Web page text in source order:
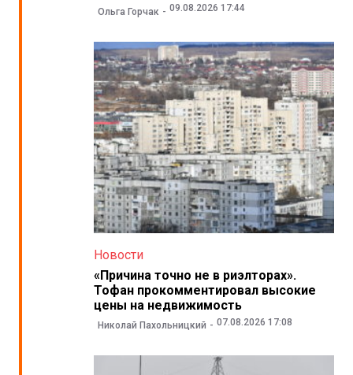
Ольга Горчак 09.08.2026 17:44
Новости
«Причина точно не в риэлторах».
Тофан прокомментировал высокие
цены на недвижимость
Николай Пахольницкий 07.08.2026 17:08